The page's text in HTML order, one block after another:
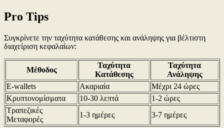
Pro Tips
Συγκρίνετε την ταχύτητα κατάθεσης και ανάληψης για βέλτιστη
διαχείριση κεφαλαίων:
Μέθοδος
Ταχύτητα
Κατάθεσης
Ταχύτητα
Ανάληψης
E-wallets
Ακαριαία
Μέχρι 24 ώρες
Κρυπτονομίσματα
10-30 λεπτά
1-2 ώρες
Τραπεζικές
Μεταφορές
1-3 ημέρες 3-7 ημέρες